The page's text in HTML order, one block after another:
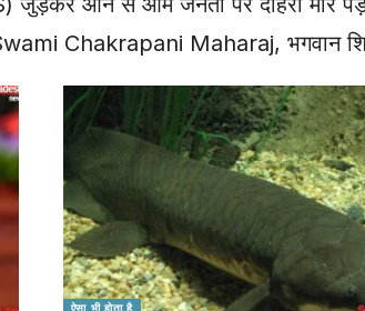
Chakrapani Maharaj, भगवान शिव
ऐसा भी होता है